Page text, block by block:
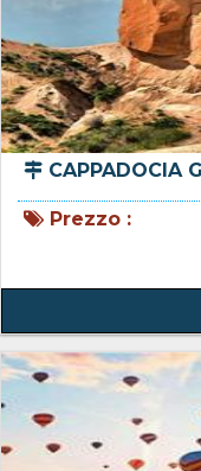
CAPPADOCIA
Prezzo :